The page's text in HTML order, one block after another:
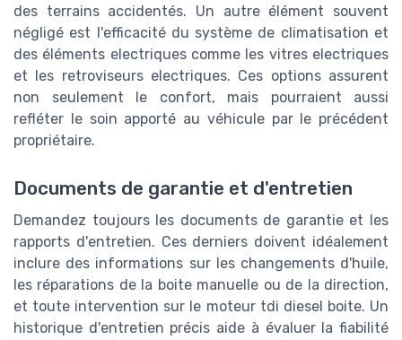
des terrains accidentés. Un autre élément souvent
négligé est l'efficacité du système de climatisation et
des éléments electriques comme les vitres electriques
et les retroviseurs electriques. Ces options assurent
non seulement le confort, mais pourraient aussi
refléter le soin apporté au véhicule par le précédent
propriétaire.
Documents de garantie et d'entretien
Demandez toujours les documents de garantie et les
rapports d'entretien. Ces derniers doivent idéalement
inclure des informations sur les changements d'huile,
les réparations de la boite manuelle ou de la direction,
et toute intervention sur le moteur tdi diesel boite. Un
historique d'entretien précis aide à évaluer la fiabilité